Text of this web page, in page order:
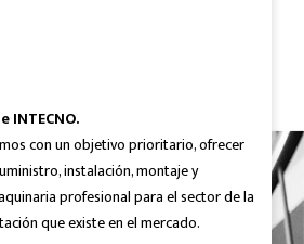
INTECNO.
con un objetivo prioritario, ofrecer
instalación, montaje y
profesional para el sector de la
que existe en el mercado.